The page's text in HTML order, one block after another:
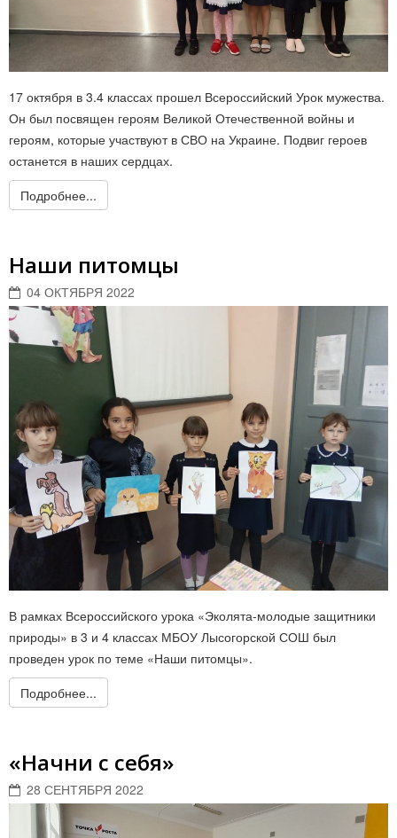
17 октября в 3.4 классах прошел Всероссийский Урок мужества.
Он был посвящен героям Великой Отечественной войны и
героям, которые участвуют в СВО на Украине. Подвиг героев
останется в наших сердцах.
Подробнее...
Наши питомцы
04 ОКТЯБРЯ 2022
В рамках Всероссийского урока «Эколята-молодые защитники
природы» в 3 и 4 классах МБОУ Лысогорской СОШ был
проведен урок по теме «Наши питомцы».
Подробнее...
«Начни с себя»
28 СЕНТЯБРЯ 2022